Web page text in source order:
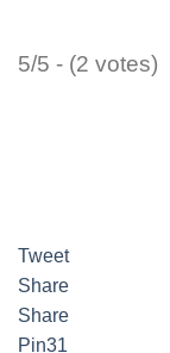
5/5 - (2 votes)
Tweet
Share
Share
Pin31